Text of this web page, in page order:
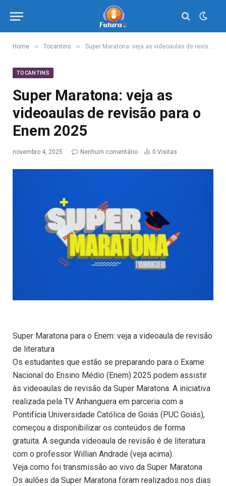
Home » Tocantins » Super Maratona: veja as videoaulas de revisão para o Enem 2025
TOCANTINS
Super Maratona: veja as
videoaulas de revisão para o
Enem 2025
novembro 4, 2025 Nenhum comentário 0 Visitas
Super Maratona para o Enem: veja a videoaula de revisão
de literatura
Os estudantes que estão se preparando para o Exame
Nacional do Ensino Médio (Enem) 2025 podem assistir
às videoaulas de revisão da Super Maratona. A iniciativa
realizada pela TV Anhanguera em parceria com a
Pontifícia Universidade Católica de Goiás (PUC Goiás),
começou a disponibilizar os conteúdos de forma
gratuita. A segunda videoaula de revisão é de literatura
com o professor Willian Andrade (veja acima).
Veja como foi transmissão ao vivo da Super Maratona
Os aulões da Super Maratona foram realizados nos dias